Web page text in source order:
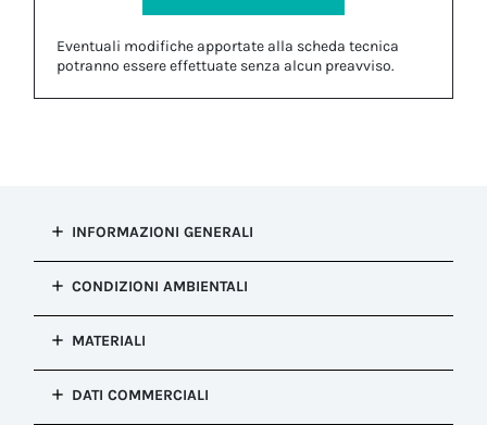
Eventuali modifiche apportate alla scheda tecnica
potranno essere effettuate senza alcun preavviso.
INFORMAZIONI GENERALI
installazione
Tappo di chiusura
Configurazione
Colore
CONDIZIONI AMBIENTALI
protezione IP
IP66, IP68
Resistenza alla
MATERIALI
PA66 UL94 V2|Silicone
DATI COMMERCIALI